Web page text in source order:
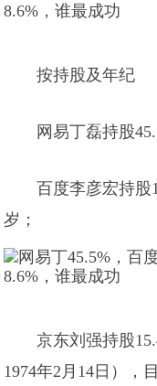
按持股及年纪
网易丁磊持股
百度李彦宏持股
岁；
京东刘强持股
1974年2月14日），